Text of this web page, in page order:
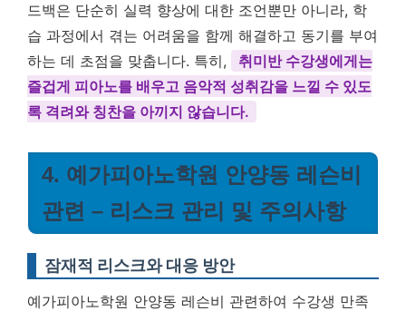
드백은 단순히 실력 향상에 대한 조언뿐만 아니라, 학
습 과정에서 겪는 어려움을 함께 해결하고 동기를 부여
하는 데 초점을 맞춥니다. 특히,
취미반 수강생에게는
즐겁게 피아노를 배우고 음악적 성취감을 느낄 수 있도
록 격려와 칭찬을 아끼지 않습니다.
4. 예가피아노학원 안양동 레슨비
관련 – 리스크 관리 및 주의사항
잠재적 리스크와 대응 방안
예가피아노학원 안양동 레슨비 관련하여 수강생 만족